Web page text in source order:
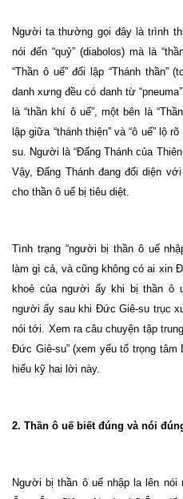
Người ta thường gọi đây là trình
nói đến “quỷ” (diabolos) mà là
“Thần ô uế” đối lập “Thánh thần”
danh xưng đều có danh từ
là“thần khí ô uế”, một bên là
lập giữa “thánh thiện” và “ô uế” lộ
su. Người là “Đấng Thánh của
Vậy, Đấng Thánh đang đối diện
cho thần ô uế bị tiêu diệt.
Tình trạng “người bị thần ô uế
làm gì cả, và cũng không có ai xin
khoẻ của người ấy khi bị thần ô
người ấy sau khi Đức Giê-su trục
nói tới. Xem ra câu chuyện tập
Đức Giê-su” (xem yếu tố trọng tâm
hiểu kỹ hai lời này.
2. Thần ô uế biết đúng và nói
Người bịthần ô uế nhập la lên nói